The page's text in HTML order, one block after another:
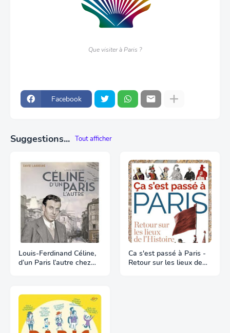
Que visiter à Paris ?
Facebook
Suggestions... Tout afficher
Louis-Ferdinand Céline,
d’un Paris l’autre chez
Ca s'est passé à Paris -
Retour sur les lieux de